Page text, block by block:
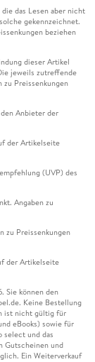
das Lesen aber nicht
gekennzeichnet.
beziehen
dieser Artikel
jeweils zutreffende
Preissenkungen
Anbieter der
der Artikelseite
(UVP) des
Angaben zu
zu Preissenkungen
der Artikelseite
Sie können den
Keine Bestellung
ist nicht gültig für
eBooks) sowie für
select und das
Gutscheinen und
Ein Weiterverkauf